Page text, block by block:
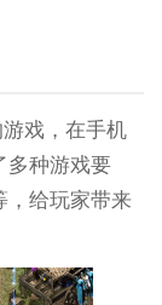
戏，在手机
多种游戏要
，给玩家带来